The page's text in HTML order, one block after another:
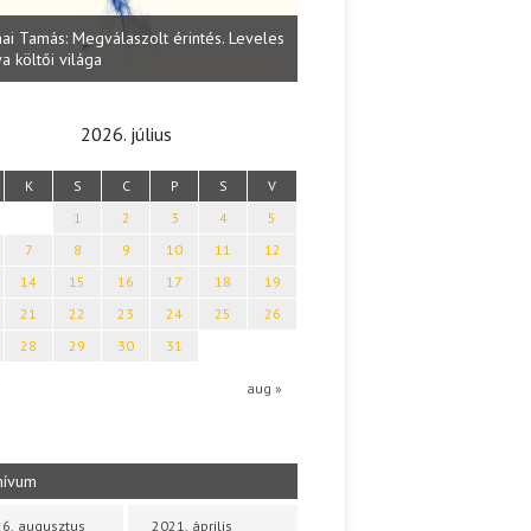
Tamás: Megválaszolt érintés. Leveles
költői világa
2026. július
K S C P S V
aug »
1 2 3 4
5
7 8 9 10 11
12
14 15 16 17 18
19
21 22 23 24 25
26
28 29 30 31
augusztus 2021. április